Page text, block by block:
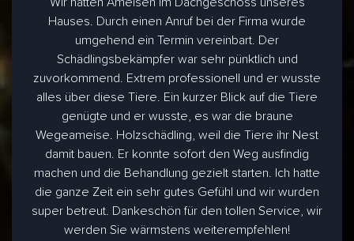
Hauses. Durch einen Anruf bei der Firma wurde
umgehend ein Termin vereinbart. Der
Schädlingsbekämpfer war sehr pünktlich und
zuvorkommend. Extrem professionell und er wusste
alles über diese Tiere. Ein kurzer Blick auf die Tiere
genügte und er wusste, es war die braune
Wegeameise. Holzschädling, weil die Tiere ihr Nest
damit bauen. Er konnte sofort den Weg ausfindig
machen und die Behandlung gezielt starten. Ich hatte
die ganze Zeit ein sehr gutes Gefühl und wir wurden
super betreut. Dankeschön für den tollen Service, wir
werden Sie wärmstens weiterempfehlen!